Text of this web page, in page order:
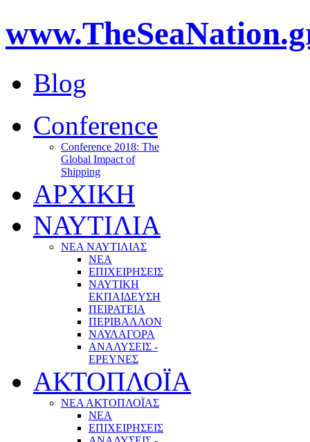
Blog
Conference
Conference 2018: The
Global Impact of
Shipping
ΑΡΧΙΚΗ
ΝΑΥΤΙΛΙΑ
ΝΕΑ ΝΑΥΤΙΛΙΑΣ
ΝΕΑ
ΕΠΙΧΕΙΡΗΣΕΙΣ
ΝΑΥΤΙΚΗ
ΕΚΠΑΙΔΕΥΣΗ
ΠΕΙΡΑΤΕΙΑ
ΠΕΡΙΒΑΛΛΟΝ
ΝΑΥΛΑΓΟΡΑ
ΑΝΑΛΥΣΕΙΣ -
ΕΡΕΥΝΕΣ
ΑΚΤΟΠΛΟΪΑ
ΝΕΑ ΑΚΤΟΠΛΟΪΑΣ
ΝΕΑ
ΕΠΙΧΕΙΡΗΣΕΙΣ